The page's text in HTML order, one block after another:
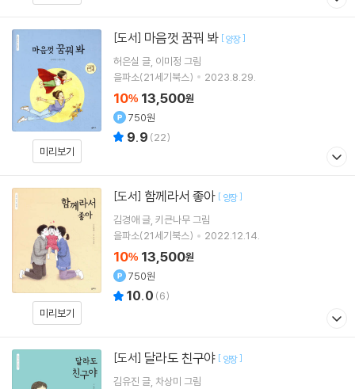
미리보기
[도서] 마음껏 꿈꿔 봐 [양장]
허은실 글 이미정 그림
을파소(21세기북스)
2023.8.29.
10% 13,500원
750원
9.9 (22)
미리보기
[도서] 함께라서 좋아 [ 양장]
김경애글 키큰나무그림
을파소(21세기북스)
2022.12.14.
10% 13,500원
750원
10.0 (6)
[도서] 달라도 친구야 [ 양장]
김유진 글 차상미 그림